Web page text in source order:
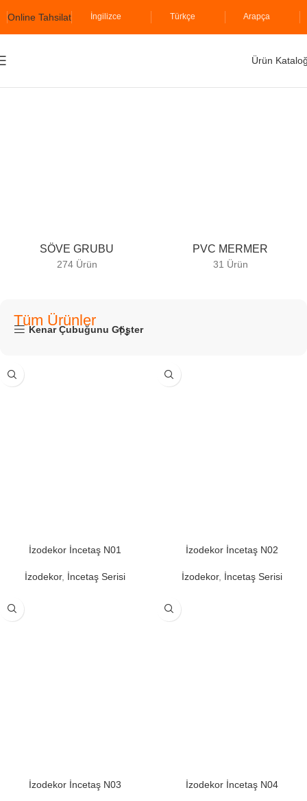
Online Tahsilat İngilizce Türkçe Arapça
Ürün
SÖVE GRUBU
274 Ürün
PVC MERMER
31 Ürün
Tüm Ürünler
Kenar Çubuğunu Göster
İzodekor İncetaş N01
İzodekor, İncetaş Serisi
İzodekor İncetaş N02
İzodekor, İncetaş Serisi
İzodekor İncetaş N03 İzodekor İncetaş N04